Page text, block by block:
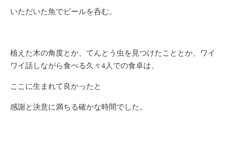
いただいた魚でビールを呑む。
植えた木の角度とか、てんとう虫を見つけたこととか、ワイ
ワイ話しながら食べる久々4人での食卓は、
ここに生まれて良かったと
感謝と決意に満ちる確かな時間でした。